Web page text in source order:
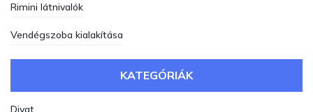
Rimini látnivalók
Vendégszoba kialakítása
KATEGÓRIÁK
Divat